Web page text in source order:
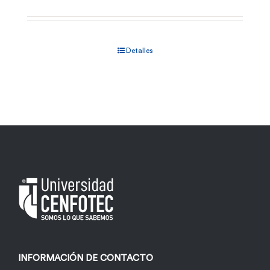
Detalles
INFORMACIÓN DE CONTACTO